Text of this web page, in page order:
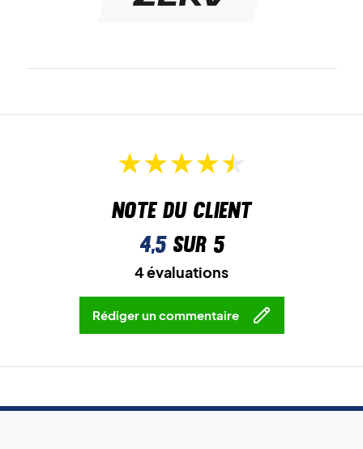
Note du client
4,5sur 5
4 évaluations
Rédiger un commentaire